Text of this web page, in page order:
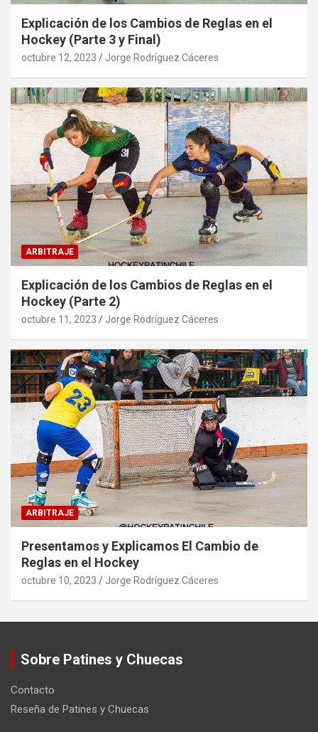
Explicación de los Cambios de Reglas en el
Hockey (Parte 3 y Final)
octubre 12, 2023 Jorge Rodríguez Cáceres
ARBITRAJE
Explicación de los Cambios de Reglas en el
Hockey (Parte 2)
octubre 11, 2023 Jorge Rodríguez Cáceres
ARBITRAJE
Presentamos y Explicamos El Cambio de
Reglas en el Hockey
octubre 10, 2023 Jorge Rodríguez Cáceres
Sobre Patines y Chuecas
Contacto
Reseña de Patines y Chuecas